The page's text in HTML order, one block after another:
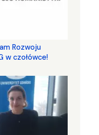
Rozwoju
w czołówce!